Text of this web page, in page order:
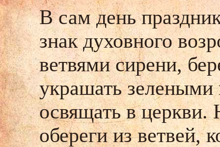
В сам день
знак духовного
ветвями сирени,
украшать зелеными
освящать в церкви.
обереги из ветвей,